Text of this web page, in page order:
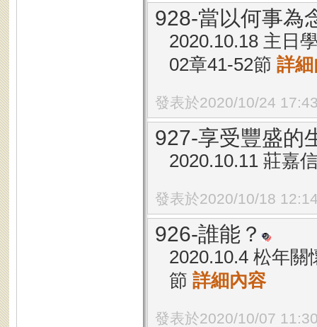
928-當以何事為
2020.10.18 主日
02章41-52節 詳
發表於2020/10/24
927-享受豐盛的
2020.10.11 莊嘉
發表於2020/10/18
926-誰能？
2020.10.4 松年
節 詳細內容
發表於2020/10/07